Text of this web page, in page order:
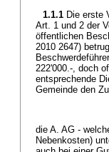
1.1.1 Die erste
Art. 1 und 2 der
öffentlichen
2010 2647)
222'000.-, doch
entsprechende
Gemeinde den
die A. AG -
Nebenkosten)